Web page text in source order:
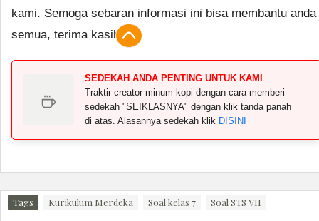
kami. Semoga sebaran informasi ini bisa membantu anda
semua, terima kasih.
SEDEKAH ANDA PENTING UNTUK KAMI
Traktir creator minum kopi dengan cara memberi
sedekah "SEIKLASNYA" dengan klik tanda panah
di atas. Alasannya sedekah klik DISINI
Tags Kurikulum Merdeka Soal kelas 7 Soal STS VII